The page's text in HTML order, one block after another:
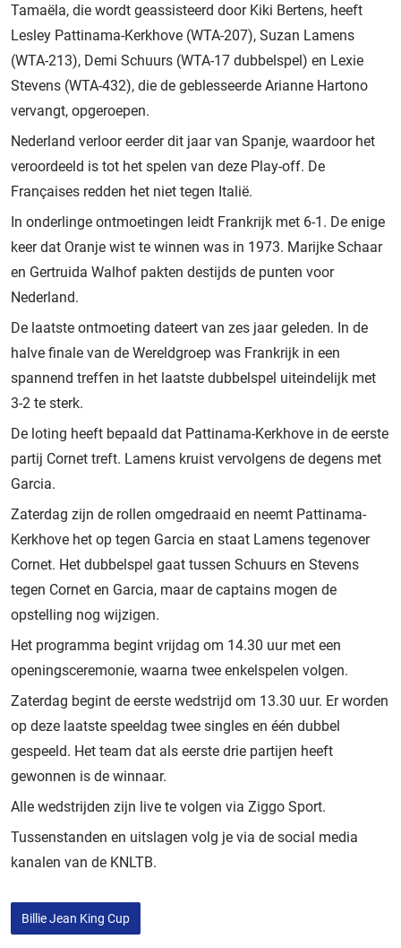
Tamaëla, die wordt geassisteerd door Kiki Bertens, heeft
Lesley Pattinama-Kerkhove (WTA-207), Suzan Lamens
(WTA-213), Demi Schuurs (WTA-17 dubbelspel) en Lexie
Stevens (WTA-432), die de geblesseerde Arianne Hartono
vervangt, opgeroepen.
Nederland verloor eerder dit jaar van Spanje, waardoor het
veroordeeld is tot het spelen van deze Play-off. De
Françaises redden het niet tegen Italië.
In onderlinge ontmoetingen leidt Frankrijk met 6-1. De enige
keer dat Oranje wist te winnen was in 1973. Marijke Schaar
en Gertruida Walhof pakten destijds de punten voor
Nederland.
De laatste ontmoeting dateert van zes jaar geleden. In de
halve finale van de Wereldgroep was Frankrijk in een
spannend treffen in het laatste dubbelspel uiteindelijk met
3-2 te sterk.
De loting heeft bepaald dat Pattinama-Kerkhove in de eerste
partij Cornet treft. Lamens kruist vervolgens de degens met
Garcia.
Zaterdag zijn de rollen omgedraaid en neemt Pattinama-
Kerkhove het op tegen Garcia en staat Lamens tegenover
Cornet. Het dubbelspel gaat tussen Schuurs en Stevens
tegen Cornet en Garcia, maar de captains mogen de
opstelling nog wijzigen.
Het programma begint vrijdag om 14.30 uur met een
openingsceremonie, waarna twee enkelspelen volgen.
Zaterdag begint de eerste wedstrijd om 13.30 uur. Er worden
op deze laatste speeldag twee singles en één dubbel
gespeeld. Het team dat als eerste drie partijen heeft
gewonnen is de winnaar.
Alle wedstrijden zijn live te volgen via Ziggo Sport.
Tussenstanden en uitslagen volg je via de social media
kanalen van de KNLTB.
Billie Jean King Cup